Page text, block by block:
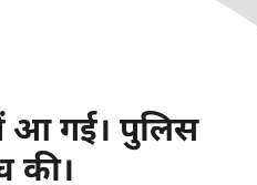
आ गई। पुलिस
की।